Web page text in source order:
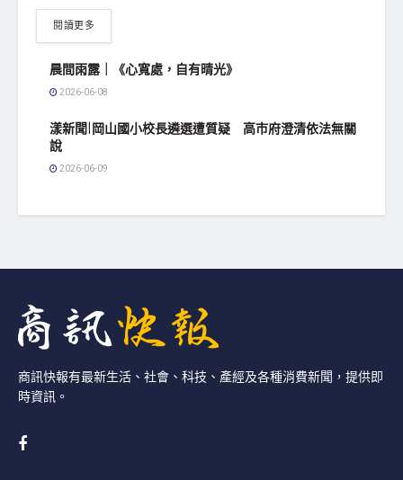
閱讀更多
晨間雨露｜《心寬處，自有晴光》
2026-06-08
漾新聞|岡山國小校長遴選遭質疑 高市府澄清依法無關
說
2026-06-09
商訊快報有最新生活、社會、科技、產經及各種消費新聞，提供即
時資訊。